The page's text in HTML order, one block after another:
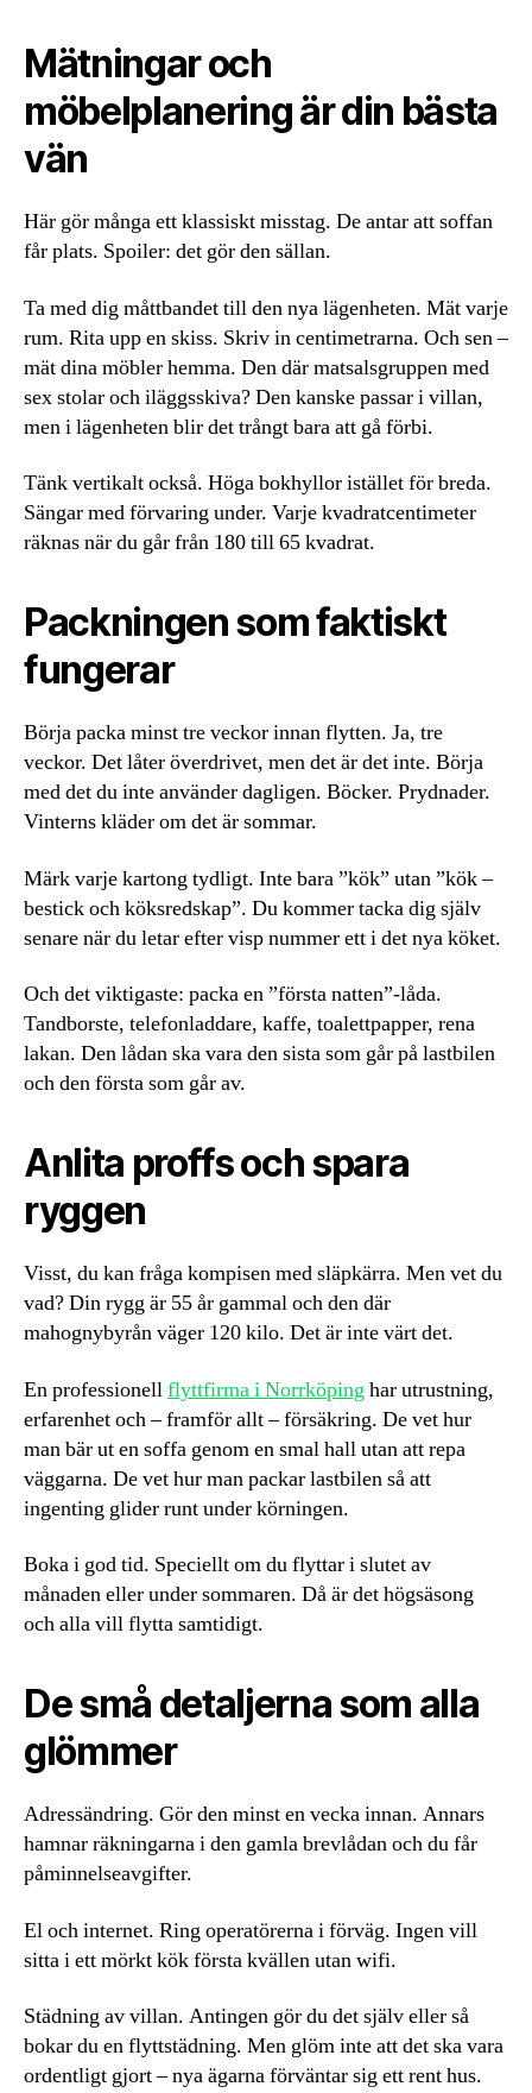
Mätningar och
möbelplanering är din bästa
vän
Här gör många ett klassiskt misstag. De antar att soffan
får plats. Spoiler: det gör den sällan.
Ta med dig måttbandet till den nya lägenheten. Mät varje
rum. Rita upp en skiss. Skriv in centimetrarna. Och sen –
mät dina möbler hemma. Den där matsalsgruppen med
sex stolar och iläggsskiva? Den kanske passar i villan,
men i lägenheten blir det trångt bara att gå förbi.
Tänk vertikalt också. Höga bokhyllor istället för breda.
Sängar med förvaring under. Varje kvadratcentimeter
räknas när du går från 180 till 65 kvadrat.
Packningen som faktiskt
fungerar
Börja packa minst tre veckor innan flytten. Ja, tre
veckor. Det låter överdrivet, men det är det inte. Börja
med det du inte använder dagligen. Böcker. Prydnader.
Vinterns kläder om det är sommar.
Märk varje kartong tydligt. Inte bara ”kök” utan ”kök –
bestick och köksredskap”. Du kommer tacka dig själv
senare när du letar efter visp nummer ett i det nya köket.
Och det viktigaste: packa en ”första natten”-låda.
Tandborste, telefon­laddare, kaffe, toalettpapper, rena
lakan. Den lådan ska vara den sista som går på lastbilen
och den första som går av.
Anlita proffs och spara
ryggen
Visst, du kan fråga kompisen med släpkärra. Men vet du
vad? Din rygg är 55 år gammal och den där
mahognybyrån väger 120 kilo. Det är inte värt det.
En professionellflyttfirma i Norrköpinghar utrustning,
erfarenhet och – framför allt – försäkring. De vet hur
man bär ut en soffa genom en smal hall utan att repa
väggarna. De vet hur man packar lastbilen så att
ingenting glider runt under körningen.
Boka i god tid. Speciellt om du flyttar i slutet av
månaden eller under sommaren. Då är det högsäsong
och alla vill flytta samtidigt.
De små detaljerna som alla
glömmer
Adressändring. Gör den minst en vecka innan. Annars
hamnar räkningarna i den gamla brevlådan och du får
påminnelseavgifter.
El och internet. Ring operatörerna i förväg. Ingen vill
sitta i ett mörkt kök första kvällen utan wifi.
Städning av villan. Antingen gör du det själv eller så
bokar du en flyttstädning. Men glöm inte att det ska vara
ordentligt gjort – nya ägarna förväntar sig ett rent hus.